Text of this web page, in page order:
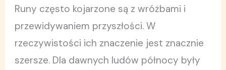
Runy często kojarzone są z wróżbami i
przewidywaniem przyszłości. W
rzeczywistości ich znaczenie jest znacznie
szersze. Dla dawnych ludów północy były